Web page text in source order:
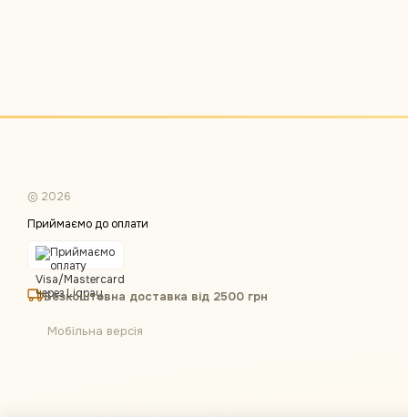
© 2026
Приймаємо до оплати
Безкоштовна доставка від 2500 грн
Мобільна версія